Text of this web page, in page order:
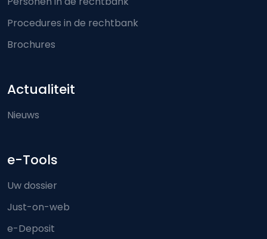
Procedures in de rechtbank
Brochures
Actualiteit
Nieuws
e-Tools
Uw dossier
Just-on-web
e-Deposit